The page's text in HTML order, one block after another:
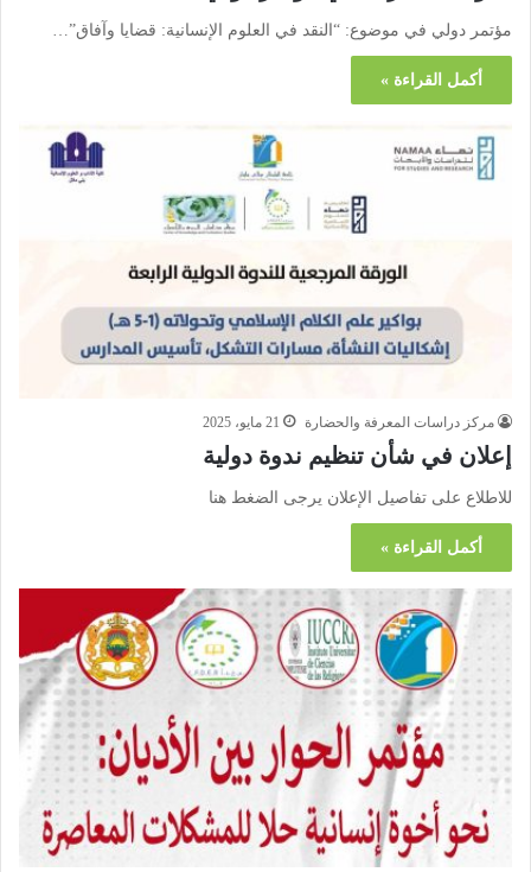
مؤتمر دولي في موضوع: “النقد في العلوم الإنسانية: قضايا وآفاق”…
أكمل القراءة »
مركز دراسات المعرفة والحضارة 21 مايو، 2025
إعلان في شأن تنظيم ندوة دولية
للاطلاع على تفاصيل الإعلان يرجى الضغط هنا
أكمل القراءة »